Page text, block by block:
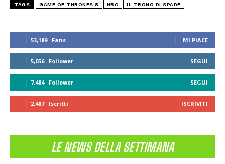
53,189 Fans MI PIACE
5,056 Follower SEGUI
7,484 Follower SEGUI
2,487 Iscritti ISCRIVITI
LE NEWS DELLA SETTIMANA
TAGS GAME OF THRONES 8 HBO IL TRONO DI SPADE